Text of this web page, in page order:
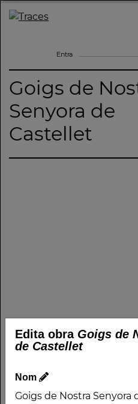
Skip
Entra
Goigs de
Senyora de
Castellet
Edita obra Goigs de
de Castellet
Nom
Goigs de Nostra Senyora